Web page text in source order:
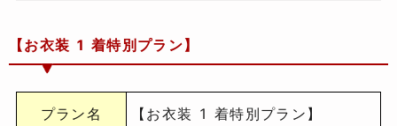
【お衣装 1 着特別プラン】
プラン名 【お衣装 1 着特別プラン】